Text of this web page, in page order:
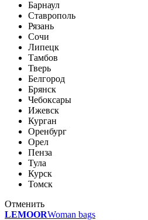
Барнаул
Ставрополь
Рязань
Сочи
Липецк
Тамбов
Тверь
Белгород
Брянск
Чебоксары
Ижевск
Курган
Оренбург
Орел
Пенза
Тула
Курск
Томск
Отменить
LEMOORWoman bags